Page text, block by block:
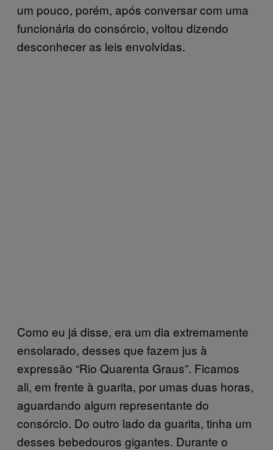
um pouco, porém, após conversar com uma
funcionária do consórcio, voltou dizendo
desconhecer as leis envolvidas.
Como eu já disse, era um dia extremamente
ensolarado, desses que fazem jus à
expressão “Rio Quarenta Graus”. Ficamos
ali, em frente à guarita, por umas duas horas,
aguardando algum representante do
consórcio. Do outro lado da guarita, tinha um
desses bebedouros gigantes. Durante o